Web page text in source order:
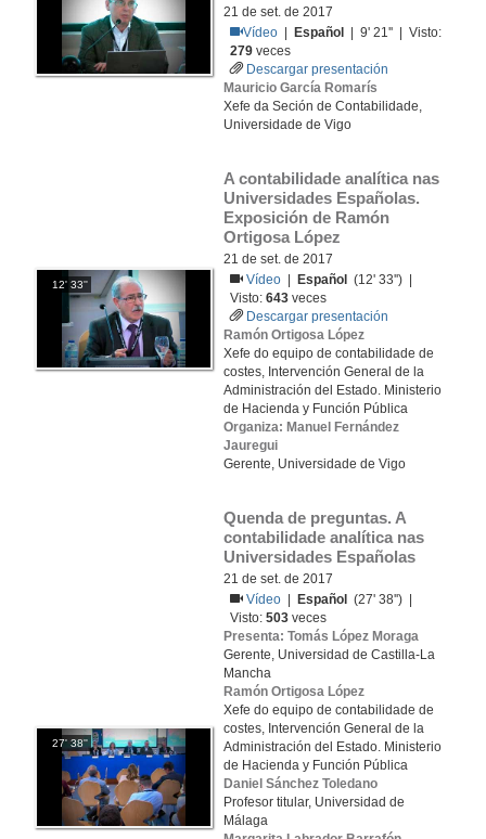
21 de set. de 2017
Vídeo
Español
| 9' 21'' | Visto:
279 veces
Descargar presentación
Mauricio García Romarís
Xefe da Seción de Contabilidade,
Universidade de Vigo
12' 33''
A contabilidade analítica nas
Universidades Españolas.
Exposición de Ramón
Ortigosa López
21 de set. de 2017
Vídeo
Español
(12' 33'') |
Visto:643 veces
Descargar presentación
Ramón Ortigosa López
Xefe do equipo de contabilidade de
costes, Intervención General de la
Administración del Estado. Ministerio
de Hacienda y Función Pública
Organiza: Manuel Fernández
Jauregui
Gerente, Universidade de Vigo
27' 38''
Quenda de preguntas. A
contabilidade analítica nas
Universidades Españolas
21 de set. de 2017
Vídeo
Español
(27' 38'') |
Visto:503 veces
Presenta: Tomás López Moraga
Gerente, Universidad de Castilla-La
Mancha
Ramón Ortigosa López
Xefe do equipo de contabilidade de
costes, Intervención General de la
Administración del Estado. Ministerio
de Hacienda y Función Pública
Daniel Sánchez Toledano
Profesor titular, Universidad de
Málaga